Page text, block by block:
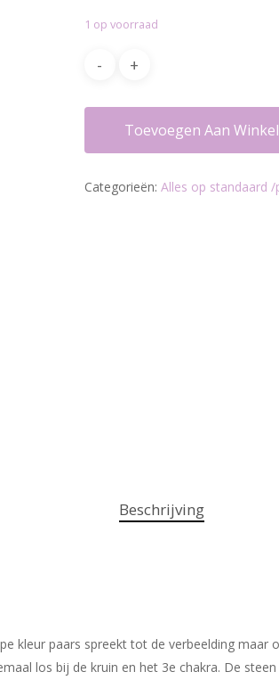
was:
€16.95.
1 op voorraad
Toevoegen Aan
Categorieën: Alles op standaard /
Beschrijving
kleur paars spreekt tot de verbeelding
los bij de kruin en het 3e chakra. De